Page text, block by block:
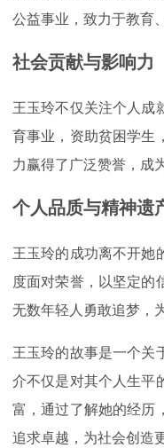
公益事业，致力于教育
社会贡献与影响力
王玉玲不仅关注个人成
育事业，资助贫困学生
力赢得了广泛赞誉，成
个人品质与精神遗
王玉玲的成功离不开她
度面对荣誉，以坚定的
无数年轻人勇敢追梦，
王玉玲的故事是一个关
介不仅是对其个人生平
富，通过了解她的经历
追求卓越，为社会创造